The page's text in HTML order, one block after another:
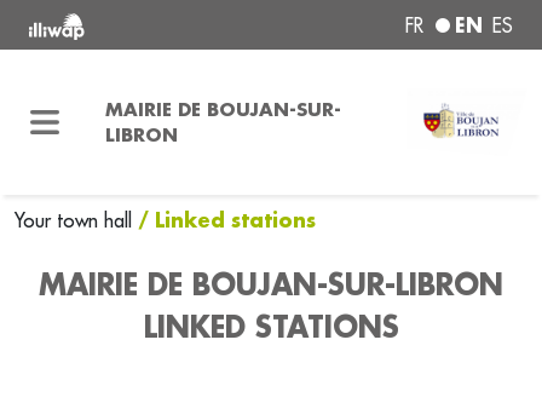
FR EN ES
MAIRIE DE BOUJAN-SUR-
LIBRON
Your town hall / Linked stations
MAIRIE DE BOUJAN-SUR-LIBRON
LINKED STATIONS